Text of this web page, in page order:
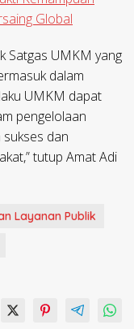
Global
Satgas UMKM yang
dalam
UMKM dapat
pengelolaan
dan
tutup Amat Adi
Layanan Publik